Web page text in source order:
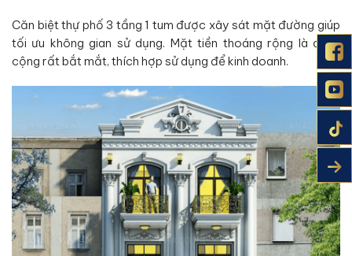
Căn biệt thự phố 3 tầng 1 tum được xây sát mặt đường giúp
tối ưu không gian sử dụng. Mặt tiền thoáng rộng là điểm
cộng rất bắt mắt, thích hợp sử dụng để kinh doanh.